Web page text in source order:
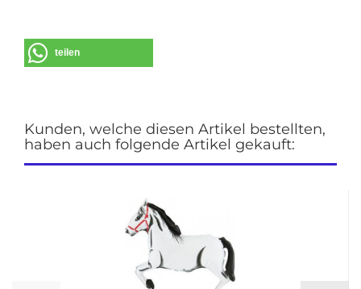
teilen
Kunden, welche diesen Artikel bestellten,
haben auch folgende Artikel gekauft: